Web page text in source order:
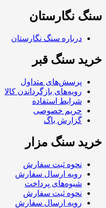
سنگ نگارستان
درباره سنگ نگارستان
خرید سنگ قبر
پرسش‌های متداول
رویه‌های بازگرداندن کالا
شرایط استفاده
حریم خصوصی
گزارش باگ
خرید سنگ مزار
نحوه ثبت سفارش
رویه ارسال سفارش
شیوه‌های پرداخت
نحوه ثبت سفارش
رویه ارسال سفارش